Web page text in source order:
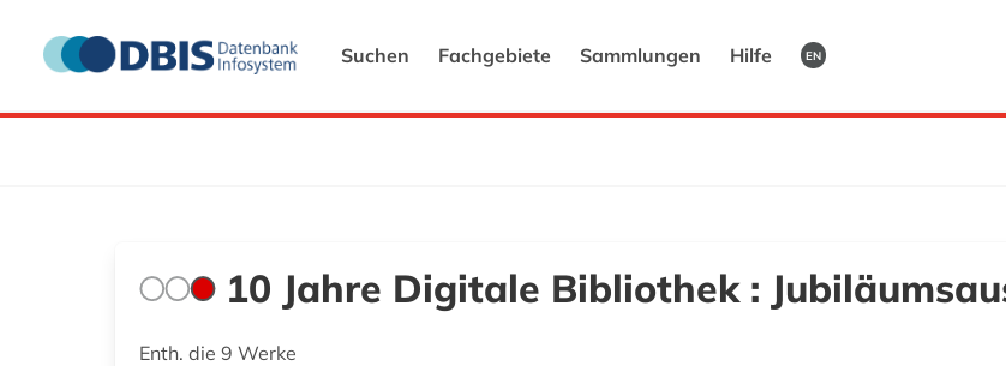
Suchen Fachgebiete Sammlungen Hilfe EN
10 Jahre Digitale Bibliothek :
Enth. die 9 Werke